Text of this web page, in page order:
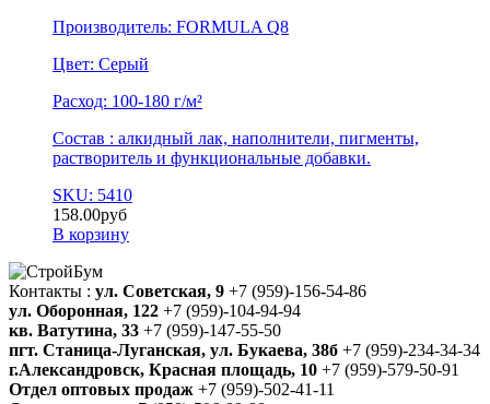
Производитель: FORMULA Q8
Цвет: Серый
Расход: 100-180 г/м²
Состав : алкидный лак, наполнители, пигменты,
растворитель и функциональные добавки.
SKU: 5410
158.00руб
В корзину
Контакты : ул. Советская, 9 +7 (959)-156-54-86
ул. Оборонная, 122 +7 (959)-104-94-94
кв. Ватутина, 33 +7 (959)-147-55-50
пгт. Станица-Луганская, ул. Букаева, 38б +7 (959)-234-34-34
г.Александровск, Красная площадь, 10 +7 (959)-579-50-91
Отдел оптовых продаж +7 (959)-502-41-11